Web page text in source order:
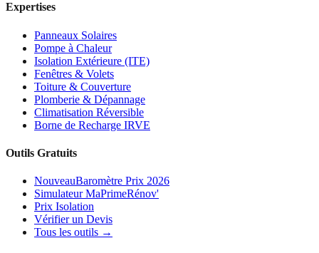
Expertises
Panneaux Solaires
Pompe à Chaleur
Isolation Extérieure (ITE)
Fenêtres & Volets
Toiture & Couverture
Plomberie & Dépannage
Climatisation Réversible
Borne de Recharge IRVE
Outils Gratuits
NouveauBaromètre Prix 2026
Simulateur MaPrimeRénov'
Prix Isolation
Vérifier un Devis
Tous les outils →